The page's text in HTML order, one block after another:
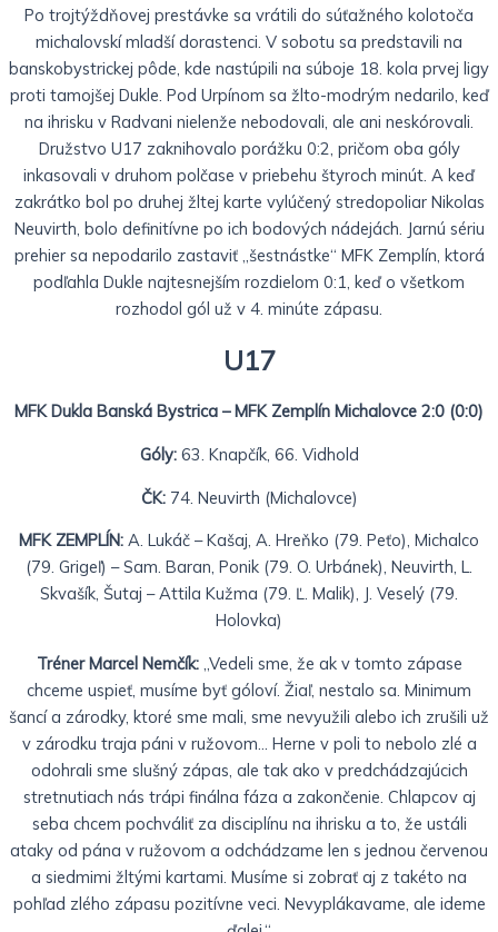
Po trojtýždňovej prestávke sa vrátili do súťažného kolotoča
michalovskí mladší dorastenci. V sobotu sa predstavili na
banskobystrickej pôde, kde nastúpili na súboje 18. kola prvej ligy
proti tamojšej Dukle. Pod Urpínom sa žlto-modrým nedarilo, keď
na ihrisku v Radvani nielenže nebodovali, ale ani neskórovali.
Družstvo U17 zaknihovalo porážku 0:2, pričom oba góly
inkasovali v druhom polčase v priebehu štyroch minút. A keď
zakrátko bol po druhej žltej karte vylúčený stredopoliar Nikolas
Neuvirth, bolo definitívne po ich bodových nádejách. Jarnú sériu
prehier sa nepodarilo zastaviť „šestnástke“ MFK Zemplín, ktorá
podľahla Dukle najtesnejším rozdielom 0:1, keď o všetkom
rozhodol gól už v 4. minúte zápasu.
U17
MFK Dukla Banská Bystrica – MFK Zemplín Michalovce 2:0 (0:0)
Góly: 63. Knapčík, 66. Vidhold
ČK: 74. Neuvirth (Michalovce)
MFK ZEMPLÍN: A. Lukáč – Kašaj, A. Hreňko (79. Peťo), Michalco
(79. Grigeľ) – Sam. Baran, Ponik (79. O. Urbánek), Neuvirth, L.
Skvašík, Šutaj – Attila Kužma (79. Ľ. Malik), J. Veselý (79.
Holovka)
Tréner Marcel Nemčík:„Vedeli sme, že ak v tomto zápase
chceme uspieť, musíme byť góloví. Žiaľ, nestalo sa. Minimum
šancí a zárodky, ktoré sme mali, sme nevyužili alebo ich zrušili už
v zárodku traja páni v ružovom… Herne v poli to nebolo zlé a
odohrali sme slušný zápas, ale tak ako v predchádzajúcich
stretnutiach nás trápi finálna fáza a zakončenie. Chlapcov aj
seba chcem pochváliť za disciplínu na ihrisku a to, že ustáli
ataky od pána v ružovom a odchádzame len s jednou červenou
a siedmimi žltými kartami. Musíme si zobrať aj z takéto na
pohľad zlého zápasu pozitívne veci. Nevyplákavame, ale ideme